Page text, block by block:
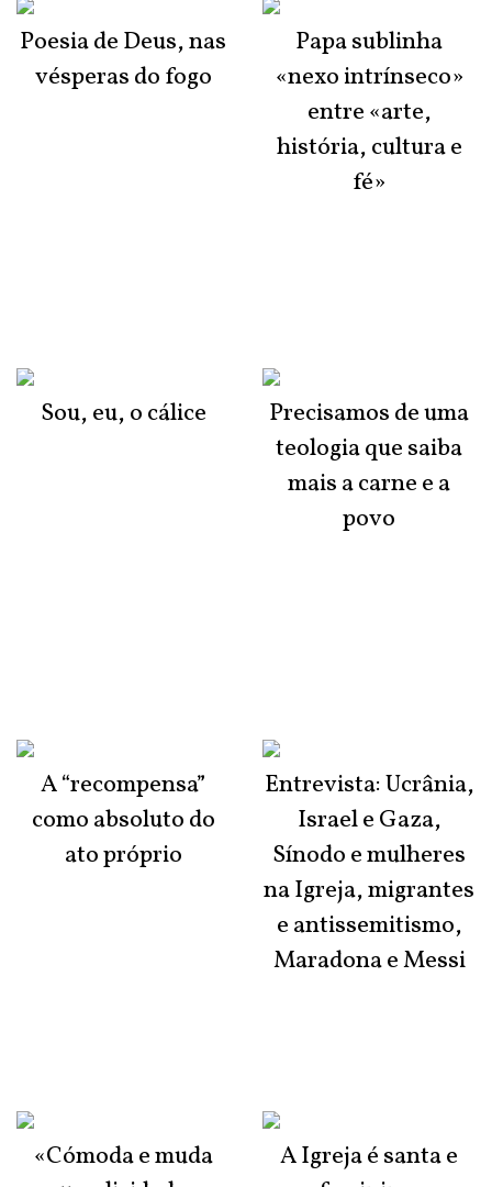
Poesia de Deus, nas
vésperas do fogo
Sou, eu, o cálice
A “recompensa”
como absoluto do
ato próprio
«Cómoda e muda
Papa sublinha
«nexo intrínseco»
entre «arte,
história, cultura e
fé»
Precisamos de uma
teologia que saiba
mais a carne e a
povo
Entrevista: Ucrânia,
Israel e Gaza,
Sínodo e mulheres
na Igreja, migrantes
e antissemitismo,
Maradona e Messi
A Igreja é santa e